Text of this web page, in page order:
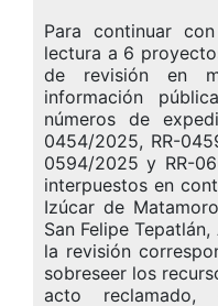
Para continuar
lectura a 6
de revisión en
información
números de
0454/2025, RR-
0594/2025 y RR-
interpuestos en
Izúcar de
San Felipe
la revisión
sobreseer los
acto